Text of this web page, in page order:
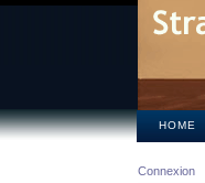
HOME
Connexion